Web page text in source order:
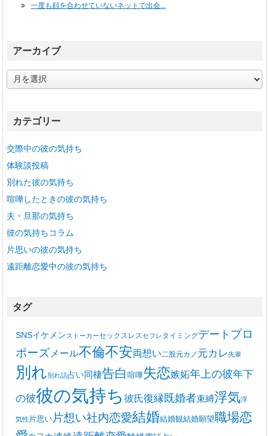
一度も顔を合わせていないネットで出会...
アーカイブ
ー
ブカテゴリー
交際中の彼の気持ち
体験談投稿
別れた彼の気持ち
喧嘩したときの彼の気持ち
夫・旦那の気持ち
彼の気持ちコラム
片思いの彼の気持ち
遠距離恋愛中の彼の気持ち
タグ
SNSイケメンストーカーセックスレスセフレタイミングデート プロ
ポーズ メール不倫不安両想い二股元カノ 元カレ先輩
別れ別れ話占い同棲告白 喧嘩失恋嫉妬年上の彼年下
の彼彼の気持ち 彼氏復縁既婚者束縛浮気浮
気性 片思い 片想い社内恋愛結婚結婚観結婚願望職場恋